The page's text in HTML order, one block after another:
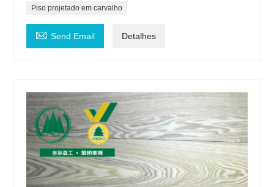
Piso projetado em carvalho
 Send Email Detalhes